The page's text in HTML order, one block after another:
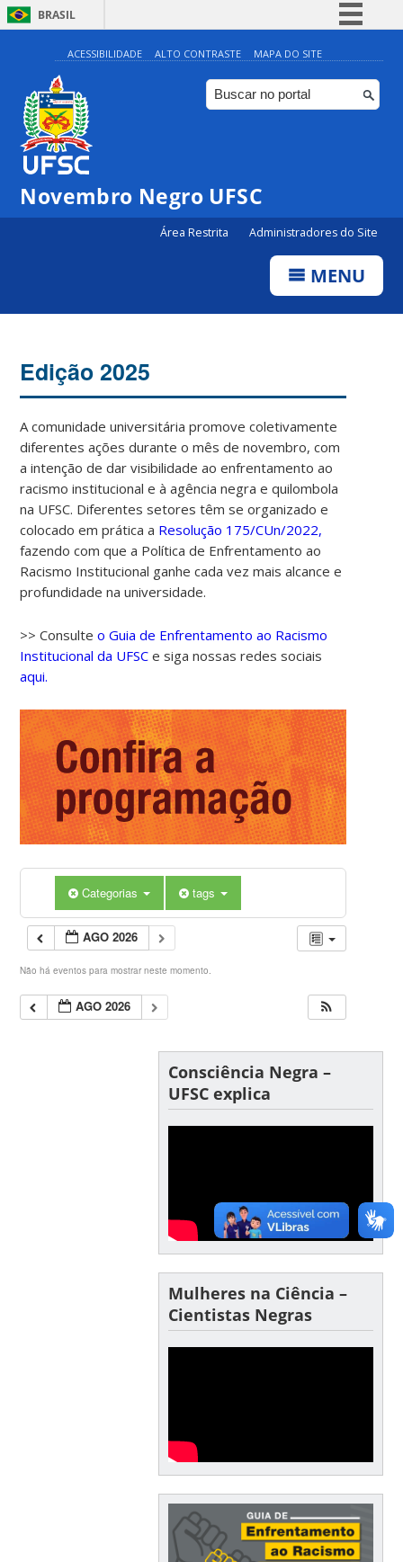
BRASIL
Simplifique!
Comunica BR
Participe
ACESSIBILIDADE ALTO CONTRASTE MAPA DO SITE
Novembro Negro UFSC
Área Restrita Administradores do Site
MENU
Edição 2025
A comunidade universitária promove coletivamente
diferentes ações durante o mês de novembro, com
a intenção de dar visibilidade ao enfrentamento ao
racismo institucional e à agência negra e quilombola
na UFSC. Diferentes setores têm se organizado e
colocado em prática a Resolução 175/CUn/2022,
fazendo com que a Política de Enfrentamento ao
Racismo Institucional ganhe cada vez mais alcance e
profundidade na universidade.
>> Consulteo Guia de Enfrentamento ao Racismo
Institucional da UFSC e siga nossas redes sociais
aqui.
Categorias tags
AGO 2026
Não há eventos para mostrar neste momento.
AGO 2026
Consciência Negra –
UFSC explica
Mulheres na Ciência –
Cientistas Negras